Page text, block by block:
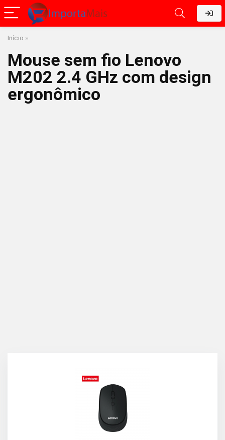
Início »
Mouse sem fio Lenovo
M202 2.4 GHz com design
ergonômico